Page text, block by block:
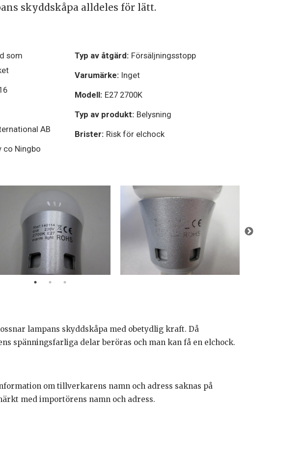
skyddskåpa alldeles för lätt.
som
AB
co Ningbo
Typ av åtgärd: Försäljningsstopp
Varumärke: Inget
Modell: E27 2700K
Typ av produkt: Belysning
Brister: Risk för elchock
lampans skyddskåpa med obetydlig kraft. Då
spänningsfarliga delar beröras och man kan få en elchock.
om tillverkarens namn och adress saknas på
med importörens namn och adress.